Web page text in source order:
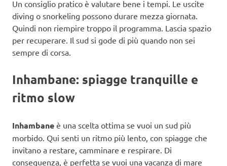
Un consiglio pratico è valutare bene i tempi. Le uscite
diving o snorkeling possono durare mezza giornata.
Quindi non riempire troppo il programma. Lascia spazio
per recuperare. Il sud si gode di più quando non sei
sempre di corsa.
Inhambane: spiagge tranquille e
ritmo slow
Inhambane è una scelta ottima se vuoi un sud più
morbido. Qui senti un ritmo più lento, con spiagge che
invitano a restare, camminare e respirare. Di
conseguenza, è perfetta se vuoi una vacanza di mare